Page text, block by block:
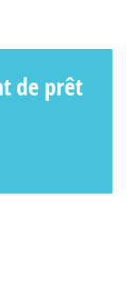
de prêt